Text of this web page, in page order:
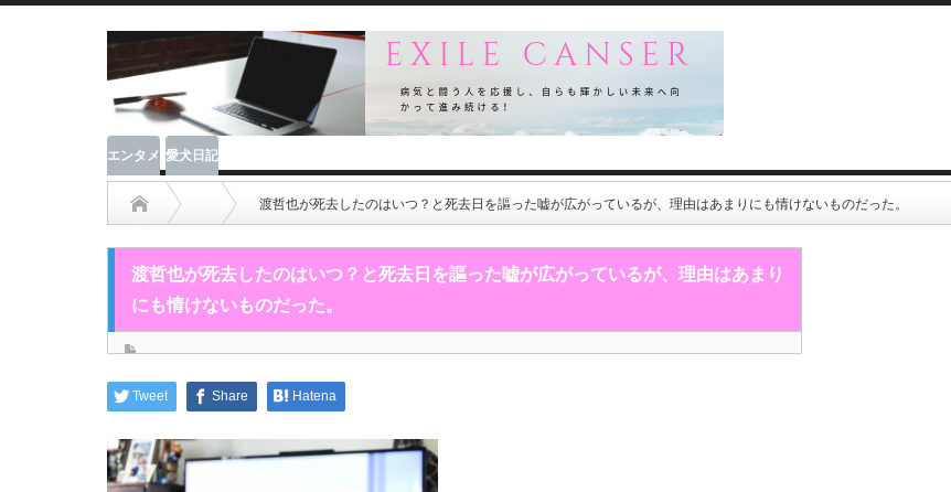
エンタメ 愛犬日記
渡哲也が死去したのはいつ？と死去日を謳った嘘が広がっているが、理由はあまりにも情けないものだった。
渡哲也が死去したのはいつ？と死去日を謳った嘘が広がっているが、理由はあまり
にも情けないものだった。
Tweet Share Hatena